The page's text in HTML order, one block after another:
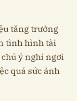
tăng trưởng
tình hình tài
ý nghỉ ngơi
quá sức ảnh